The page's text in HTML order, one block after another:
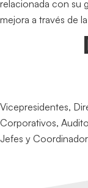
relacionada con su
mejora a través de
Vicepresidentes,
Corporativos,
Jefes y